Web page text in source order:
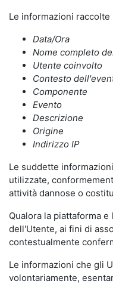
Le informazioni
Data/Ora
Nome completo
Utente coinvolto
Contesto
Componente
Evento
Descrizione
Origine
Indirizzo IP
Le suddette
utilizzate,
attività dannose o
Qualora la piattaforma
dell'Utente, ai fini di
contestualmente
Le informazioni che gli
volontariamente,